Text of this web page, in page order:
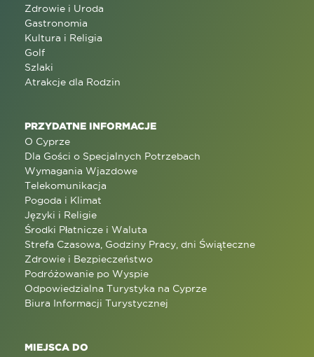
Zdrowie i Uroda
Gastronomia
Kultura i Religia
Golf
Szlaki
Atrakcje dla Rodzin
PRZYDATNE INFORMACJE
O Cyprze
Dla Gości o Specjalnych Potrzebach
Wymagania Wjazdowe
Telekomunikacja
Pogoda i Klimat
Języki i Religie
Środki Płatnicze i Waluta
Strefa Czasowa, Godziny Pracy, dni Świąteczne
Zdrowie i Bezpieczeństwo
Podróżowanie po Wyspie
Odpowiedzialna Turystyka na Cyprze
Biura Informacji Turystycznej
MIEJSCA DO